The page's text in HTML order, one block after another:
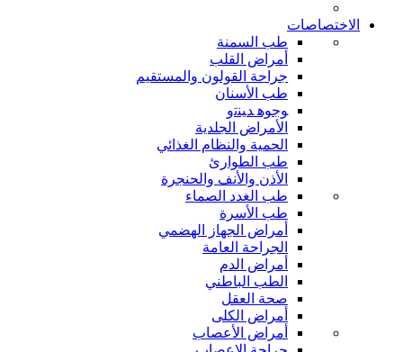
الاختصاصات
طب السمنة
أمراض القلب
جراحة القولون والمستقيم
طب الأسنان
ﻮﺟﻮﻫ ﺪﻴﻨﺗﻭ
الأمراض الجلدية
الحمية والنظام الغذائي
طب الطوارئ
الأذن والأنف والحنجرة
طب الغدد الصماء
طب الأسرة
أمراض الجهاز الهضمي
الجراحة العامة
أمراض الدم
الطب الباطني
صحة العقل
أمراض الكلى
أمراض الأعصاب